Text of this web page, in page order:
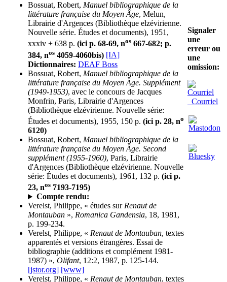
Bossuat, Robert, Manuel bibliographique de la
littérature française du Moyen Âge, Melun,
Librairie d'Argences (Bibliothèque elzévirienne.
Nouvelle série. Études et documents), 1951,
xxxiv + 638 p. (ici p. 68-69, nos 667-682; p.
384, nos 4059-4060bis) [IA]
Dictionnaires: DEAF Boss
Bossuat, Robert, Manuel bibliographique de la
littérature française du Moyen Âge. Supplément
(1949-1953), avec le concours de Jacques
Monfrin, Paris, Librairie d'Argences
(Bibliothèque elzévirienne. Nouvelle série:
Études et documents), 1955, 150 p. (ici p. 28, no
6120)
Bossuat, Robert, Manuel bibliographique de la
littérature française du Moyen Âge. Second
supplément (1955-1960), Paris, Librairie
d'Argences (Bibliothèque elzévirienne. Nouvelle
série: Études et documents), 1961, 132 p. (ici p.
23, nos 7193-7195)
Compte rendu:
Verelst, Philippe, « études sur Renaut de
Montauban », Romanica Gandensia, 18, 1981,
p. 199-234.
Verelst, Philippe, « Renaut de Montauban, textes
apparentés et versions étrangères. Essai de
bibliographie (additions et complément 1981-
1987) », Olifant, 12:2, 1987, p. 125-144.
[jstor.org] [www]
Verelst, Philippe, « Renaut de Montauban, textes
Signaler
une
erreur ou
une
omission:
Courriel